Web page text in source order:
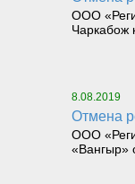
ООО
Чаркабож
8.08.2019
Отмена
ООО
«Вангыр»